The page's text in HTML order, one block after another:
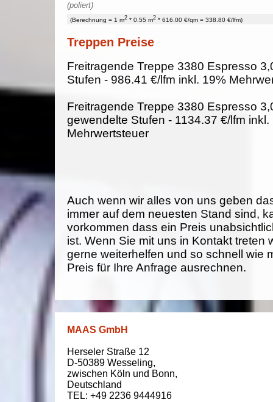
(poliert)
(Berechnung = 1 m2 * 0.55 m2 * 616.00 €/qm = 338.80 €/lfm)
Treppen Preise
Freitragende Treppe 3380 Espresso
Stufen - 986.41 €/lfm inkl. 19%
Freitragende Treppe 3380 Espresso
gewendelte Stufen - 1134.37 €/lfm inkl.
Mehrwertsteuer
Auch wenn wir alles von uns geben
immer auf dem neuesten Stand sind,
vorkommen dass ein Preis
ist. Wenn Sie mit uns in Kontakt treten
gerne weiterhelfen und so schnell wie
Preis für Ihre Anfrage ausrechnen.
MAAS GmbH
Herseler Straße 12
D-50389 Wesseling,
zwischen Köln und Bonn,
Deutschland
TEL: +49 2236 9444916